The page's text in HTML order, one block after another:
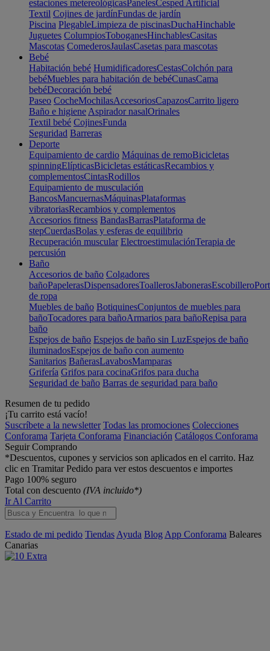
estaciones metereológicasPanelesCesped Artificial
Textil Cojines de jardínFundas de jardín
Piscina PlegableLimpieza de piscinasDuchaHinchable
Juguetes ColumpiosToboganesHinchablesCasitas
Mascotas ComederosJaulasCasetas para mascotas
Bebé
Habitación bebé HumidificadoresCestasColchón para
bebéMuebles para habitación de bebéCunasCama
bebéDecoración bebé
Paseo CocheMochilasAccesoriosCapazosCarrito ligero
Baño e higiene Aspirador nasalOrinales
Textil bebé CojinesFunda
Seguridad Barreras
Deporte
Equipamiento de cardio Máquinas de remoBicicletas
spinningElípticasBicicletas estáticasRecambios y
complementosCintasRodillos
Equipamiento de musculación
BancosMancuernasMáquinasPlataformas
vibratoriasRecambios y complementos
Accesorios fitness BandasBarrasPlataforma de
stepCuerdasBolas y esferas de equilibrio
Recuperación muscular ElectroestimulaciónTerapia de
percusión
Baño
Accesorios de baño Colgadores
bañoPapelerasDispensadoresToallerosJabonerasEscobillero
de ropa
Muebles de baño BotiquinesConjuntos de muebles para
bañoTocadores para bañoArmarios para bañoRepisa para
baño
Espejos de baño Espejos de baño sin LuzEspejos de baño
iluminadosEspejos de baño con aumento
Sanitarios BañerasLavabosMamparas
Grifería Grifos para cocinaGrifos para ducha
Seguridad de baño Barras de seguridad para baño
Resumen de tu pedido
¡Tu carrito está vacío!
Suscríbete a la newsletter Todas las promociones Colecciones
Conforama Tarjeta Conforama Financiación Catálogos Conforama
Seguir Comprando
*Descuentos, cupones y servicios son aplicados en el carrito. Haz
clic en Tramitar Pedido para ver estos descuentos e importes
Pago 100% seguro
Total con descuento (IVA incluido*)
Ir Al Carrito
Estado de mi pedido Tiendas Ayuda Blog App Conforama Baleares
Canarias